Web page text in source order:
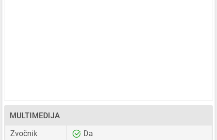
MULTIMEDIJA
Zvočnik
Da